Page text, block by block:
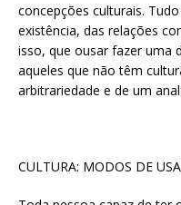
concepções culturais.
existência, das relações
isso, que ousar fazer uma
aqueles que não têm
arbitrariedade e de um
CULTURA: MODOS DE